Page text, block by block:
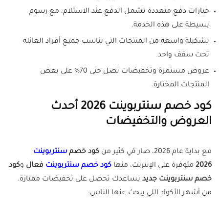
خيارات دفع متعددة تشمل الدفع عند الاستلام، مع رسوم
بسيطة على هذه الخدمة.
تشكيلة واسعة من المنتجات التي تناسب جميع أفراد العائلة
تحت سقف واحد.
عروض مستمرة وتخفيضات تصل حتى 70% على بعض
المنتجات المختارة.
كود خصم سنتربوينت 2026 أحدث
العروض والتخفيضات
مع بداية عام 2026، صار في كثير من كود خصم سنتربوينت
2026 متوفرة على الإنترنت، منها كود خصم سنتربوينت فعال وكود
خصم سنتربوينت جديد يساعدك تحصل على تخفيضات ممتازة.
من أشهر الأكواد اللي يبحث عنها الناس: